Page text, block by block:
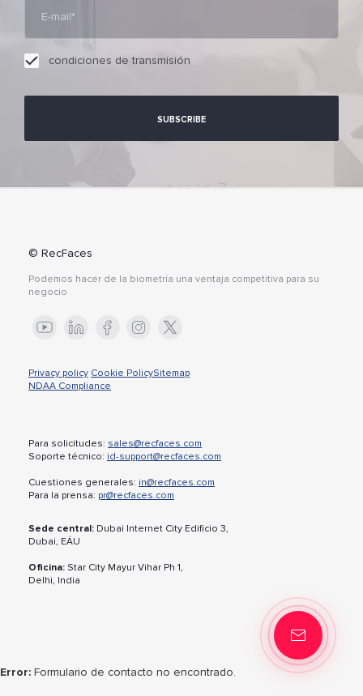
condiciones de transmisión
© RecFaces
Podemos hacer de la biometría una ventaja competitiva para su
negocio
Privacy policy Cookie PolicySitemap
NDAA Compliance
Para solicitudes: sales@recfaces.com
Soporte técnico: id-support@recfaces.com
Cuestiones generales: in@recfaces.com
Para la prensa: pr@recfaces.com
Sede central: Dubai Internet City Edificio 3,
Dubai, EÁU
Oficina: Star City Mayur Vihar Ph 1,
Delhi, India
Error: Formulario de contacto no encontrado.